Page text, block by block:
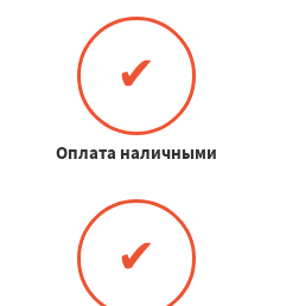
✔
Оплата наличными
✔